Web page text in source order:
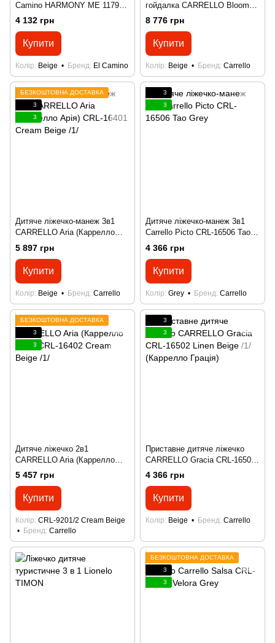
Camino HARMONY ME 1179
Taupe Beige
4 132 грн
Купити
Колір Beige Бренд El Camino
гойдалка CARRELLO Bloom
CRL-10304 Silk Beige
(Каррелло Блум)
8 776 грн
Купити
Колір Beige Бренд Carrello
БЕЗКОШТОВНА ДОСТАВКА
3
3
Дитяче ліжечко-манеж 3в1
CARRELLO Aria (Каррелло
Арія) CRL-16401 Cream Beige
5 897 грн
Купити
Колір Beige Бренд Carrello
3
3
Дитяче ліжечко-манеж 3в1
Carrello Picto CRL-16506 Tao
Grey
4 366 грн
Купити
Колір Grey Бренд Carrello
БЕЗКОШТОВНА ДОСТАВКА
3
3
Дитяче ліжечко 2в1
CARRELLO Aria (Каррелло
Арія) CRL-16402 Cream Beige
5 457 грн
Купити
Колір CRL-9201/2 Cream Beige
Бренд Carrello
3
3
Приставне дитяче ліжечко
CARRELLO Gracia CRL-16502
Linen Beige /1/ (Каррелло
4 366 грн
Купити
Колір Beige Бренд Carrello
БЕЗКОШТОВНА ДОСТАВКА
3
3